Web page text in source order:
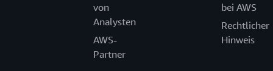
von
Analysten
AWS-
Partner
bei AWS
Rechtlicher
Hinweis